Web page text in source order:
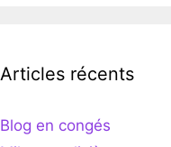
Articles récents
Blog en congés